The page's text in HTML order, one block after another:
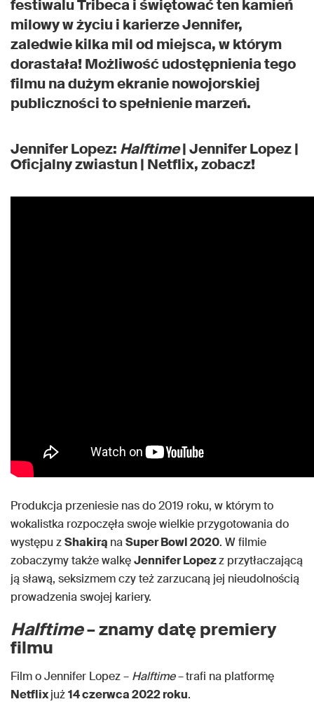
festiwalu Tribeca i świętować ten kamień
milowy w życiu i karierze Jennifer,
zaledwie kilka mil od miejsca, w którym
dorastała! Możliwość udostępnienia tego
filmu na dużym ekranie nowojorskiej
publiczności to spełnienie marzeń.
Jennifer Lopez: Halftime| Jennifer Lopez |
Oficjalny zwiastun | Netflix, zobacz!
Produkcja przeniesie nas do 2019 roku, w którym to
wokalistka rozpoczęła swoje wielkie przygotowania do
występu zShakirą naSuper Bowl 2020. W filmie
zobaczymy także walkęJennifer Lopezz przytłaczającą
ją sławą, seksizmem czy też zarzucaną jej nieudolnością
prowadzenia swojej kariery.
Halftime– znamy datę premiery
filmu
Film o Jennifer Lopez – Halftime–trafi na platformę
Netflixjuż14 czerwca 2022 roku.